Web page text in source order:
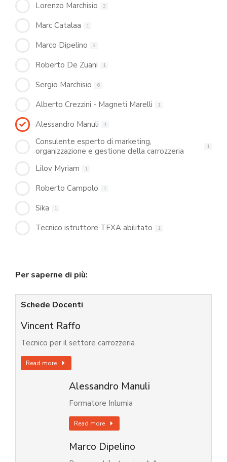
Lorenzo Marchisio 3
Marc Catalaa 1
Marco Dipelino 3
Roberto De Zuani 1
Sergio Marchisio 6
Alberto Crezzini - Magneti Marelli 1
Alessandro Manuli 1
Consulente esperto di marketing,
organizzazione e gestione della carrozzeria
1
Lilov Myriam 1
Roberto Campolo 1
Sika 1
Tecnico istruttore TEXA abilitato 1
Per saperne di più:
Schede Docenti
Vincent Raffo
Tecnico per il settore carrozzeria
Read more
Alessandro Manuli
Formatore Inlumia
Read more
Marco Dipelino